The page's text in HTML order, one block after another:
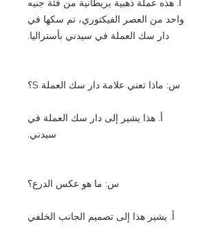
أ. هذه عملة ذهبية بريطانية من فئة جنيه
واحد من العصر الفيكتوري، تم سكها في
دار سك العملة في سيدني بأستراليا.
س: ماذا تعني علامة دار سك العملة S؟
أ. هذا يشير إلى دار سك العملة في
سيدني.
س: ما هو عكس الدرع؟
أ. يشير هذا إلى تصميم الجانب الخلفي